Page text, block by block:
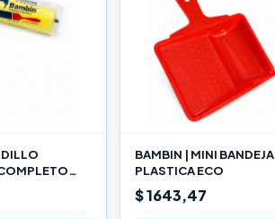
BAMBIN | MINI BANDEJA
PLASTICA ECO
$ 1643,47